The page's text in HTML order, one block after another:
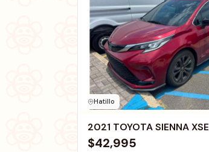
Hatillo
2021 TOYOTA SIENNA XSE
$42,995